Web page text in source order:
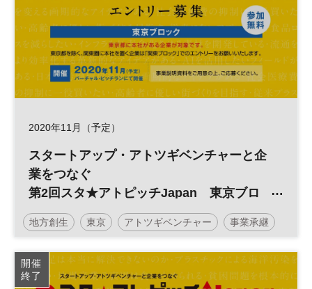
2020年11月（予定）
スタートアップ・アトツギベンチャーと企
業をつなぐ
第2回スタ★アトピッチJapan 東京ブロ
ック
地方創生 東京 アトツギベンチャー 事業承継
投資 スタートアップ スタ★アトピッチ
参加無料
開催
終了